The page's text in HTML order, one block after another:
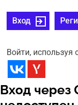
Вход
Войти, используя
Вход через